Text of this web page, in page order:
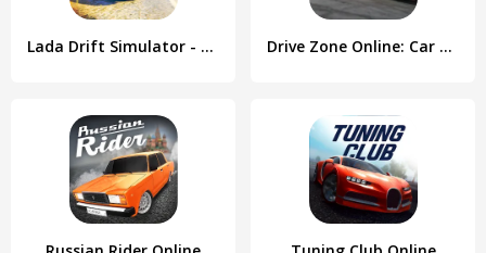
Lada Drift Simulator - Online Drive Zone Online: Car Game